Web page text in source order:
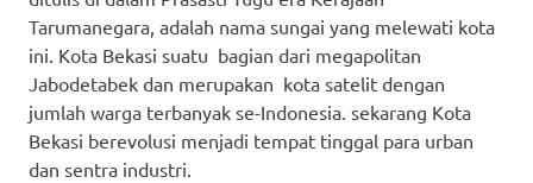
Tarumanegara, adalah nama sungai yang melewati kota
ini. Kota Bekasi suatu bagian dari megapolitan
Jabodetabek dan merupakan kota satelit dengan
jumlah warga terbanyak se-Indonesia. sekarang Kota
Bekasi berevolusi menjadi tempat tinggal para urban
dan sentra industri.